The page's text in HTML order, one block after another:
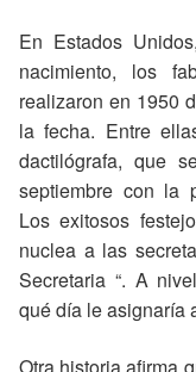
En Estados
nacimiento, los
realizaron en 1950
la fecha. Entre
dactilógrafa, que
septiembre con la
Los exitosos
nuclea a las
Secretaria “. A
qué día le asignaría